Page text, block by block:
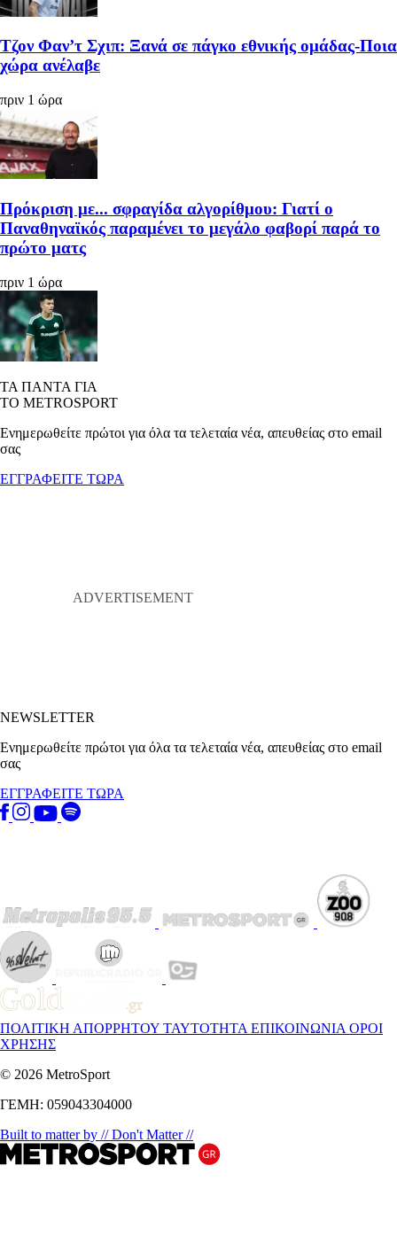
Τζον Φαν’τ Σχιπ: Ξανά σε πάγκο εθνικής ομάδας-Ποια
χώρα ανέλαβε
πριν 1 ώρα
Πρόκριση με... σφραγίδα αλγορίθμου: Γιατί ο
Παναθηναϊκός παραμένει το μεγάλο φαβορί παρά το
πρώτο ματς
πριν 1 ώρα
ΤΑ ΠΑΝΤΑ ΓΙΑ
ΤΟ METROSPORT
Ενημερωθείτε πρώτοι για όλα τα τελεταία νέα, απευθείας στο email
σας
ΕΓΓΡΑΦΕΙΤΕ ΤΩΡΑ
NEWSLETTER
Ενημερωθείτε πρώτοι για όλα τα τελεταία νέα, απευθείας στο email
σας
ΕΓΓΡΑΦΕΙΤΕ ΤΩΡΑ
ΠΟΛΙΤΙΚΗ ΑΠΟΡΡΗΤΟΥ ΤΑΥΤΟΤΗΤΑ ΕΠΙΚΟΙΝΩΝΙΑ ΟΡΟΙ
ΧΡΗΣΗΣ
© 2026 MetroSport
ΓΕΜΗ: 059043304000
Built to matter by // Don't Matter //